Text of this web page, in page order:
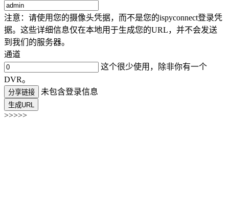
注意：请使用您的摄像头凭据，而不是您的ispyconnect登录凭
据。这些详细信息仅在本地用于生成您的URL，并不会发送
到我们的服务器。
通道
这个很少使用，除非你有一个
DVR。
分享链接 未包含登录信息
生成URL
>>>>>